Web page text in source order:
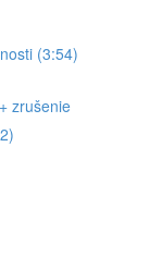
(3:54)
zrušenie